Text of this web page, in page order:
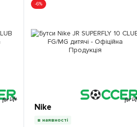
-6%
Nike
в наявності